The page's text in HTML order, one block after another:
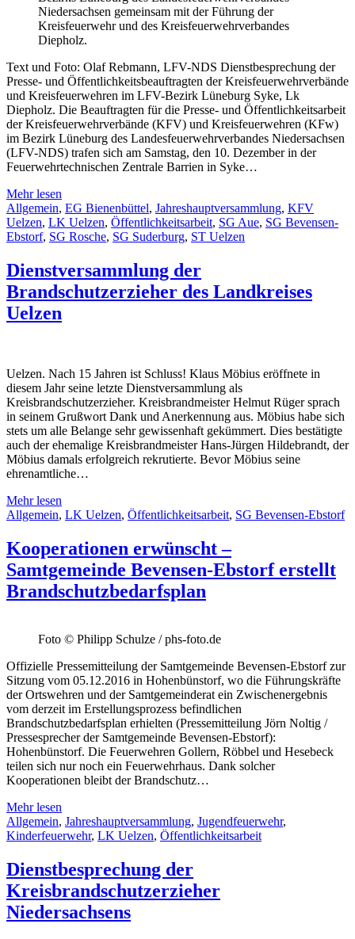
Niedersachsen gemeinsam mit der Führung der
Kreisfeuerwehr und des Kreisfeuerwehrverbandes
Diepholz.
Text und Foto: Olaf Rebmann, LFV-NDS Dienstbesprechung der
Presse- und Öffentlichkeitsbeauftragten der Kreisfeuerwehrverbände
und Kreisfeuerwehren im LFV-Bezirk Lüneburg Syke, Lk
Diepholz. Die Beauftragten für die Presse- und Öffentlichkeitsarbeit
der Kreisfeuerwehrverbände (KFV) und Kreisfeuerwehren (KFw)
im Bezirk Lüneburg des Landesfeuerwehrverbandes Niedersachsen
(LFV-NDS) trafen sich am Samstag, den 10. Dezember in der
Feuerwehrtechnischen Zentrale Barrien in Syke…
Mehr lesen
Allgemein, EG Bienenbüttel, Jahreshauptversammlung, KFV
Uelzen, LK Uelzen, Öffentlichkeitsarbeit, SG Aue, SG Bevensen-
Ebstorf, SG Rosche, SG Suderburg, ST Uelzen
Dienstversammlung der
Brandschutzerzieher des Landkreises
Uelzen
Uelzen. Nach 15 Jahren ist Schluss! Klaus Möbius eröffnete in
diesem Jahr seine letzte Dienstversammlung als
Kreisbrandschutzerzieher. Kreisbrandmeister Helmut Rüger sprach
in seinem Grußwort Dank und Anerkennung aus. Möbius habe sich
stets um alle Belange sehr gewissenhaft gekümmert. Dies bestätigte
auch der ehemalige Kreisbrandmeister Hans-Jürgen Hildebrandt, der
Möbius damals erfolgreich rekrutierte. Bevor Möbius seine
ehrenamtliche…
Mehr lesen
Allgemein, LK Uelzen, Öffentlichkeitsarbeit, SG Bevensen-Ebstorf
Kooperationen erwünscht –
Samtgemeinde Bevensen-Ebstorf erstellt
Brandschutzbedarfsplan
Foto © Philipp Schulze / phs-foto.de
Offizielle Pressemitteilung der Samtgemeinde Bevensen-Ebstorf zur
Sitzung vom 05.12.2016 in Hohenbünstorf, wo die Führungskräfte
der Ortswehren und der Samtgemeinderat ein Zwischenergebnis
vom derzeit im Erstellungsprozess befindlichen
Brandschutzbedarfsplan erhielten (Pressemitteilung Jörn Noltig /
Pressesprecher der Samtgemeinde Bevensen-Ebstorf):
Hohenbünstorf. Die Feuerwehren Gollern, Röbbel und Hesebeck
teilen sich nur noch ein Feuerwehrhaus. Dank solcher
Kooperationen bleibt der Brandschutz…
Mehr lesen
Allgemein, Jahreshauptversammlung, Jugendfeuerwehr,
Kinderfeuerwehr, LK Uelzen, Öffentlichkeitsarbeit
Dienstbesprechung der
Kreisbrandschutzerzieher
Niedersachsens